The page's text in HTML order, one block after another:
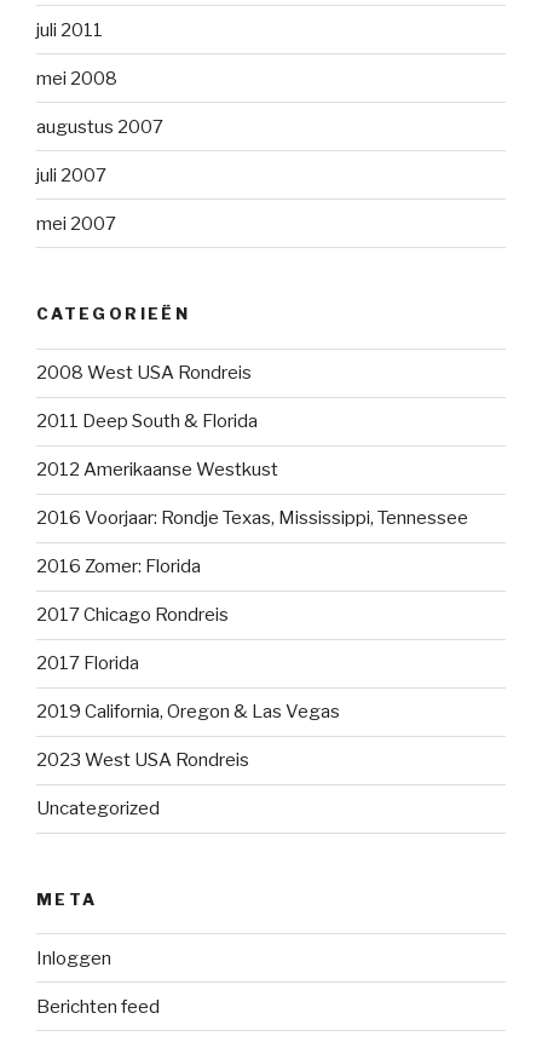
juli 2011
mei 2008
augustus 2007
juli 2007
mei 2007
CATEGORIEËN
2008 West USA Rondreis
2011 Deep South & Florida
2012 Amerikaanse Westkust
2016 Voorjaar: Rondje Texas, Mississippi, Tennessee
2016 Zomer: Florida
2017 Chicago Rondreis
2017 Florida
2019 California, Oregon & Las Vegas
2023 West USA Rondreis
Uncategorized
META
Inloggen
Berichten feed